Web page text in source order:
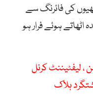
ساتھیوں کی فائرنگ سے
کا فائدہ اٹھاتے ہوئے فرار ہو
، لیفٹیننٹ کرنل